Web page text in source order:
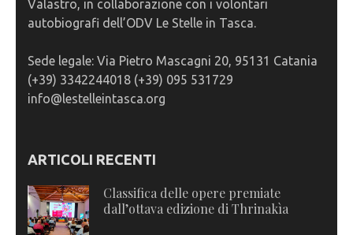
Valastro, in collaborazione con i volontari
autobiografi dell’ODV Le Stelle in Tasca.
Sede legale: Via Pietro Mascagni 20, 95131 Catania
(+39) 3342244018 (+39) 095 531729
info@lestelleintasca.org
ARTICOLI RECENTI
Classifica delle opere premiate
dall’ottava edizione di Thrinakìa